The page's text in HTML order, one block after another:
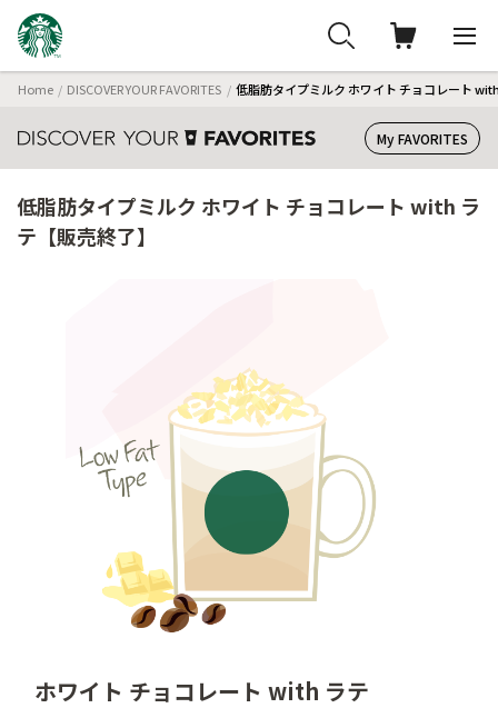
Home DISCOVER YOUR FAVORITES 低脂肪タイプミルク ホワイト チョコレート
My FAVORITES
低脂肪タイプミルク ホワイト チョコレート with ラ
テ【販売終了】
ホワイト チョコレート with ラテ